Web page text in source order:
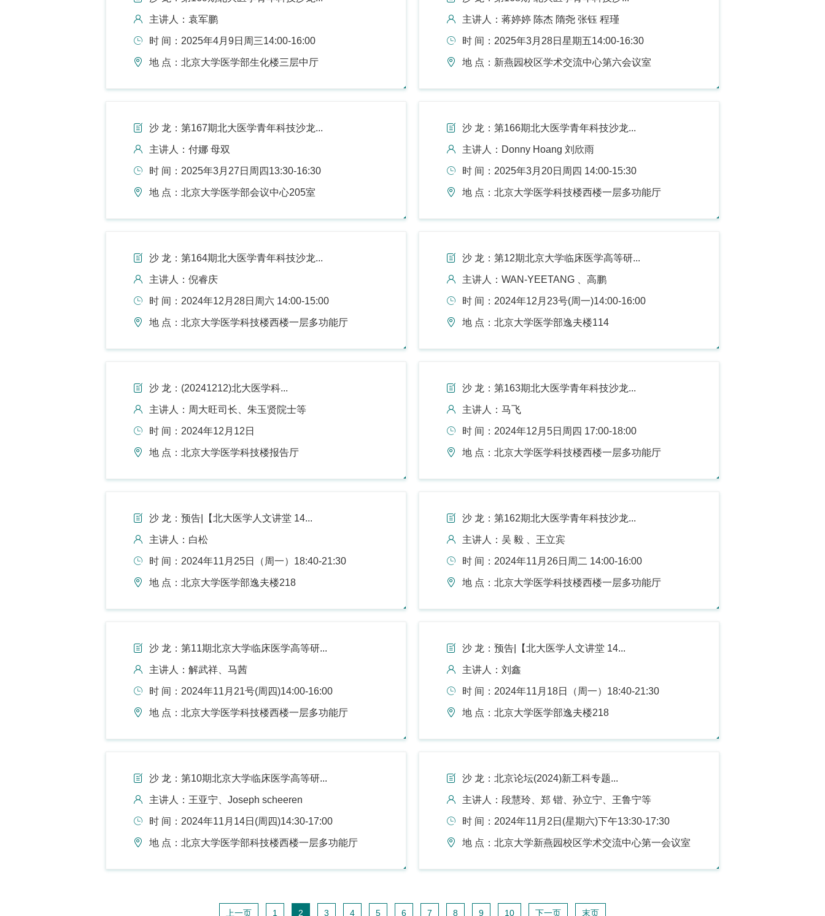
主讲人：袁军鹏
时 间：2025年4月9日周三14:00-16:00
地 点：北京大学医学部生化楼三层中厅
主讲人：蒋婷婷 陈杰 隋尧 张钰 程瑾
时 间：2025年3月28日星期五14:00-16:30
地 点：新燕园校区学术交流中心第六会议室
沙 龙：第167期北大医学青年科技沙龙...
主讲人：付娜 母双
时 间：2025年3月27日周四13:30-16:30
地 点：北京大学医学部会议中心205室
沙 龙：第166期北大医学青年科技沙龙...
主讲人：Donny Hoang 刘欣雨
时 间：2025年3月20日周四 14:00-15:30
地 点：北京大学医学科技楼西楼一层多功能厅
沙 龙：第164期北大医学青年科技沙龙...
主讲人：倪睿庆
时 间：2024年12月28日周六 14:00-15:00
地 点：北京大学医学科技楼西楼一层多功能厅
沙 龙：第12期北京大学临床医学高等研...
主讲人：WAN-YEETANG 、高鹏
时 间：2024年12月23号(周一)14:00-16:00
地 点：北京大学医学部逸夫楼114
沙 龙：(20241212)北大医学科...
主讲人：周大旺司长、朱玉贤院士等
时 间：2024年12月12日
地 点：北京大学医学科技楼报告厅
沙 龙：第163期北大医学青年科技沙龙...
主讲人：马飞
时 间：2024年12月5日周四 17:00-18:00
地 点：北京大学医学科技楼西楼一层多功能厅
沙 龙：预告|【北大医学人文讲堂 14...
主讲人：白松
时 间：2024年11月25日（周一）18:40-21:30
地 点：北京大学医学部逸夫楼218
沙 龙：第162期北大医学青年科技沙龙...
主讲人：吴 毅 、王立宾
时 间：2024年11月26日周二 14:00-16:00
地 点：北京大学医学科技楼西楼一层多功能厅
沙 龙：第11期北京大学临床医学高等研...
主讲人：解武祥、马茜
时 间：2024年11月21号(周四)14:00-16:00
地 点：北京大学医学科技楼西楼一层多功能厅
沙 龙：预告|【北大医学人文讲堂 14...
主讲人：刘鑫
时 间：2024年11月18日（周一）18:40-21:30
地 点：北京大学医学部逸夫楼218
沙 龙：第10期北京大学临床医学高等研...
主讲人：王亚宁、Joseph scheeren
时 间：2024年11月14日(周四)14:30-17:00
地 点：北京大学医学部科技楼西楼一层多功能厅
沙 龙：北京论坛(2024)新工科专题...
主讲人：段慧玲、郑 锴、孙立宁、王鲁宁等
时 间：2024年11月2日(星期六)下午13:30-17:30
地 点：北京大学新燕园校区学术交流中心第一会议室
上一页 1 2 3 4 5 6 7 8 9 10 下一页 末页